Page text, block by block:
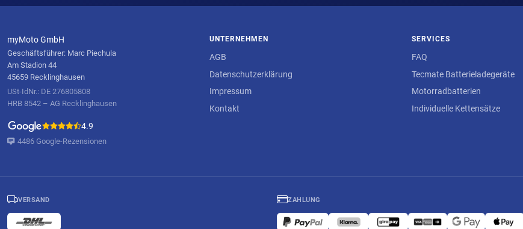
myMoto GmbH
Geschäftsführer: Marc Piechula
Am Stadion 44
45659 Recklinghausen
USt-IdNr.: DE 276805808
HRB 8542 – AG Recklinghausen
4.9
4486 Google-Rezensionen
UNTERNEHMEN
AGB
Datenschutzerklärung
Impressum
Kontakt
SERVICES
FAQ
Tecmate Batterieladegeräte
Motorradbatterien
Individuelle Kettensätze
VERSAND ZAHLUNG